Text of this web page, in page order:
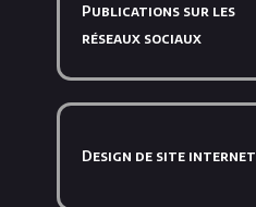
Publications sur les
réseaux sociaux
Design de site internet